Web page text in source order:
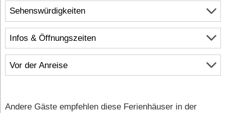
Infos & Öffnungszeiten
Vor der Anreise
Sehenswürdigkeiten
Andere Gäste empfehlen diese Ferienhäuser in der